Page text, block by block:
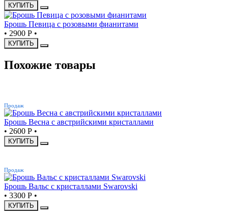
КУПИТЬ
Брошь Певица с розовыми фианитами
• 2900 Р •
КУПИТЬ
Похожие товары
Продаж
Брошь Весна с австрийскими кристаллами
• 2600 Р •
КУПИТЬ
Продаж
Брошь Вальс с кристаллами Swarovski
• 3300 Р •
КУПИТЬ